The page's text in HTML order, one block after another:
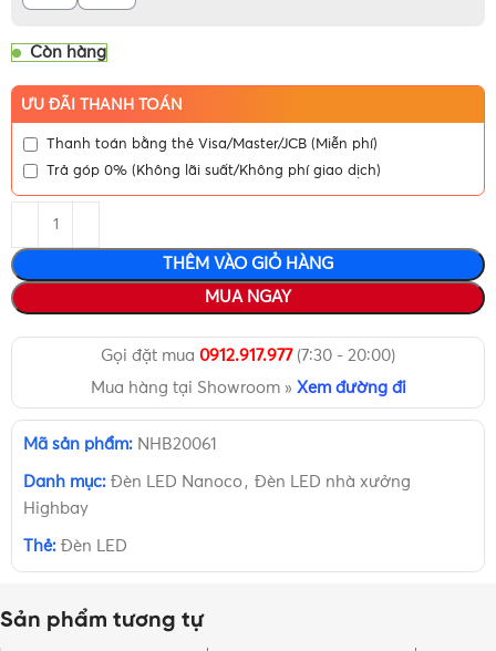
Còn hàng
ƯU ĐÃI THANH TOÁN
Thanh toán bằng thẻ Visa/Master/JCB (Miễn phí)
Trả góp 0% (Không lãi suất/Không phí giao dịch)
THÊM VÀO GIỎ HÀNG
MUA NGAY
Gọi đặt mua 0912.917.977(7:30 - 20:00)
Mua hàng tại Showroom » Xem đường đi
Mã sản phẩm: NHB20061
Danh mục: Đèn LED Nanoco, Đèn LED nhà xưởng
Highbay
Thẻ: Đèn LED
Sản phẩm tương tự